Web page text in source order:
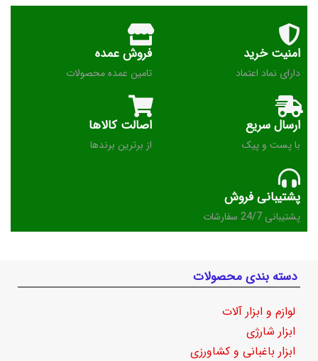
امنیت خرید
دارای نماد اعتماد
فروش عمده
تامین عمده محصولات
ارسال سریع
با پست و پیک
اصالت کالاها
از برترین برندها
پشتیبانی فروش
پشتیبانی 24/7 سفارشات
دسته بندی محصولات
لوازم و ابزار آلات
ابزار شارژی
ابزار باغبانی و کشاورزی